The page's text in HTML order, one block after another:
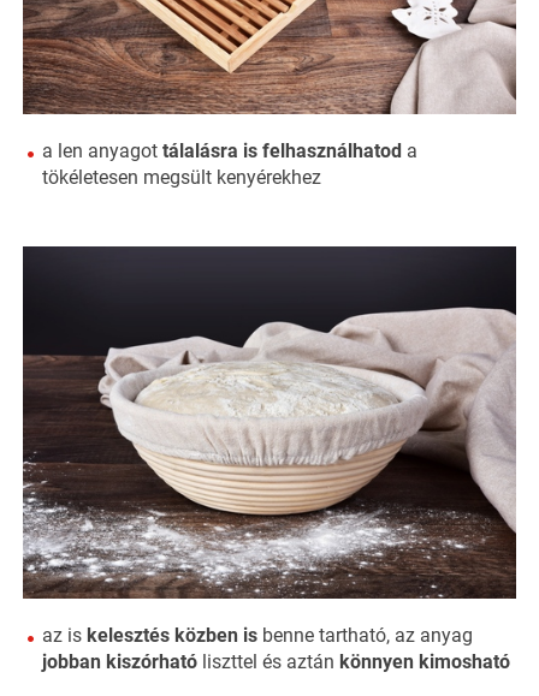
a len anyagot tálalásra is felhasználhatod a
tökéletesen megsült kenyérekhez
az is kelesztés közben is benne tartható, az anyag
jobban kiszórható liszttel és aztán könnyen kimosható